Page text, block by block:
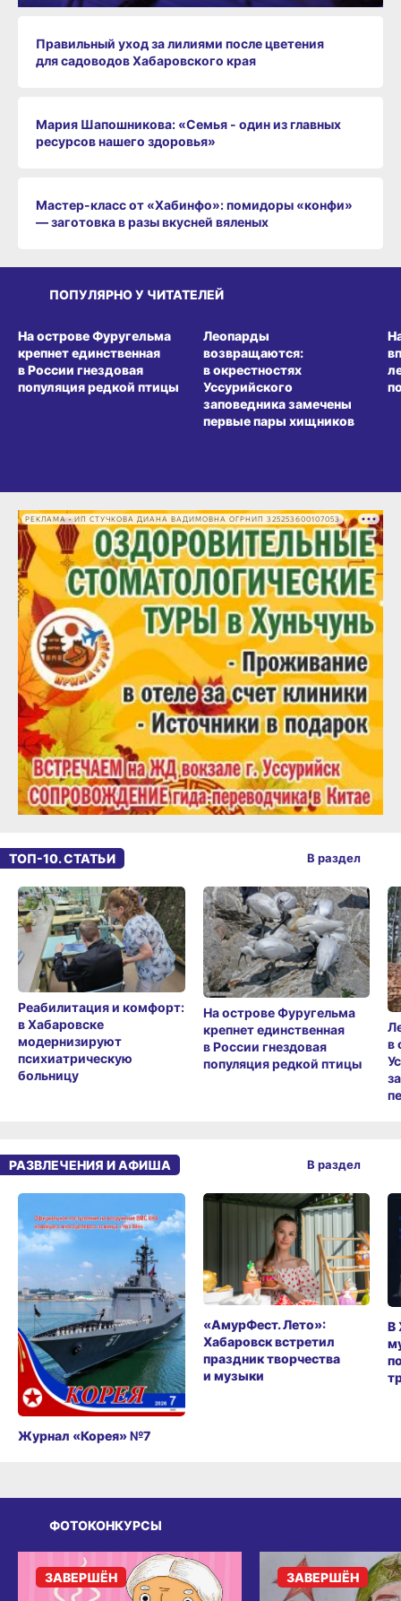
Правильный уход за лилиями после цветения
для садоводов Хабаровского края
Мария Шапошникова: «Семья - один из главных
ресурсов нашего здоровья»
Мастер-класс от «Хабинфо»: помидоры «конфи»
— заготовка в разы вкусней вяленых
ПОПУЛЯРНО У ЧИТАТЕЛЕЙ
На острове Фуругельма
крепнет единственная
в России гнездовая
популяция редкой птицы
Леопарды
возвращаются:
в окрестностях
Уссурийского
заповедника замечены
первые пары хищников
РЕКЛАМА • ИП СТУЧКОВА ДИАНА ВАДИМОВНА ОГРНИП 325253600107053
ТОП-10. СТАТЬИ
Реабилитация и комфорт:
в Хабаровске
модернизируют
психиатрическую
больницу
На острове Фуругельма
крепнет единственная
в России гнездовая
популяция редкой птицы
в
В раздел
РАЗВЛЕЧЕНИЯ И АФИША
Журнал «Корея» №7
«АмурФест. Лето»:
Хабаровск встретил
праздник творчества
и музыки
В
В раздел
ФОТОКОНКУРСЫ
ЗАВЕРШЁН ЗАВЕРШЁН